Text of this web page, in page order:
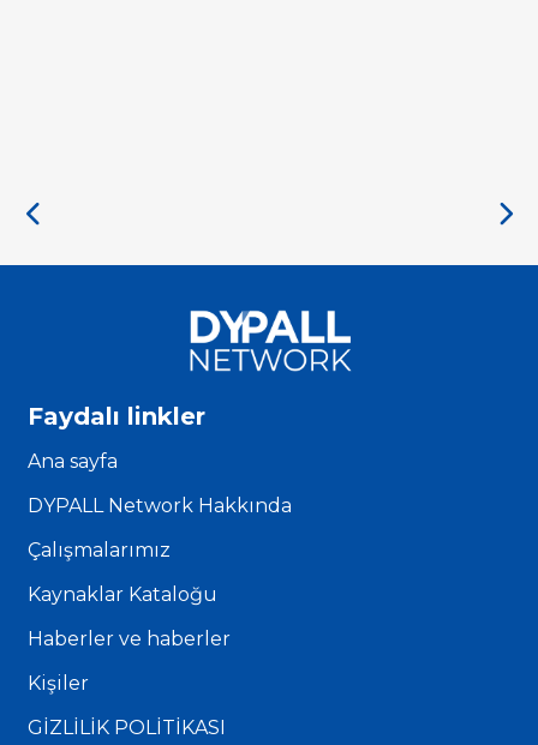
Faydalı linkler
Ana sayfa
DYPALL Network Hakkında
Çalışmalarımız
Kaynaklar Kataloğu
Haberler ve haberler
Kişiler
GİZLİLİK POLİTİKASI